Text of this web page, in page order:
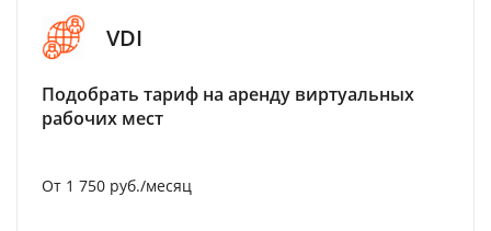
VDI
Подобрать тариф на аренду виртуальных
рабочих мест
От 1 750 руб./месяц